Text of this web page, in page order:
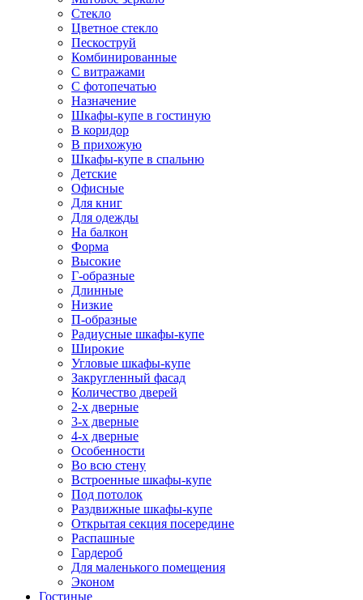
Стекло
Цветное стекло
Пескоструй
Комбинированные
С витражами
С фотопечатью
Назначение
Шкафы-купе в гостиную
В коридор
В прихожую
Шкафы-купе в спальню
Детские
Офисные
Для книг
Для одежды
На балкон
Форма
Высокие
Г-образные
Длинные
Низкие
П-образные
Радиусные шкафы-купе
Широкие
Угловые шкафы-купе
Закругленный фасад
Количество дверей
2-х дверные
3-х дверные
4-х дверные
Особенности
Во всю стену
Встроенные шкафы-купе
Под потолок
Раздвижные шкафы-купе
Открытая секция посередине
Распашные
Гардероб
Для маленького помещения
Эконом
Гостиные